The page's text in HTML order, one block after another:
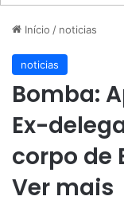
Início / noticias
noticias
Bomba:
Ex-
corpo de
Ver mais